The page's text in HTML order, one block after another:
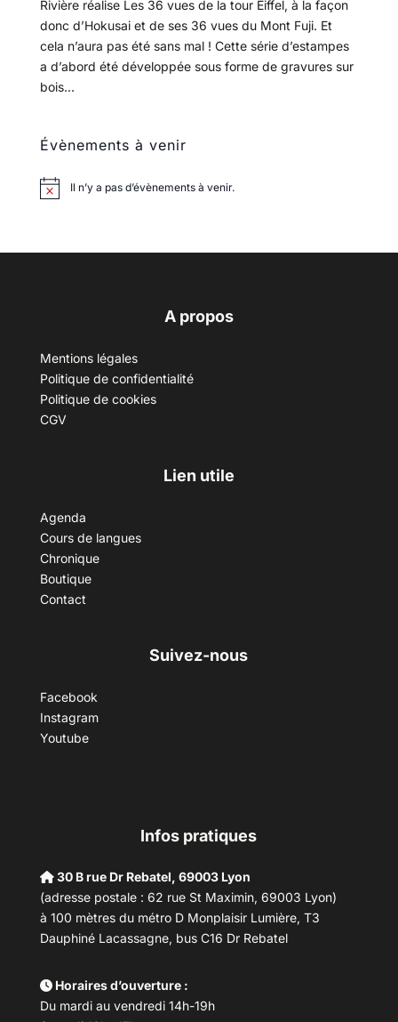
Rivière réalise Les 36 vues de la tour Eiffel, à la façon
donc d’Hokusai et de ses 36 vues du Mont Fuji. Et
cela n’aura pas été sans mal ! Cette série d’estampes
a d’abord été développée sous forme de gravures sur
bois...
Évènements à venir
Il n’y a pas d’évènements à venir.
A propos
Mentions légales
Politique de confidentialité
Politique de cookies
CGV
Lien utile
Agenda
Cours de langues
Chronique
Boutique
Contact
Suivez-nous
Facebook
Instagram
Youtube
Infos pratiques
30 B rue Dr Rebatel, 69003 Lyon
(adresse postale : 62 rue St Maximin, 69003 Lyon)
à 100 mètres du métro D Monplaisir Lumière, T3
Dauphiné Lacassagne, bus C16 Dr Rebatel
Horaires d’ouverture :
Du mardi au vendredi 14h-19h